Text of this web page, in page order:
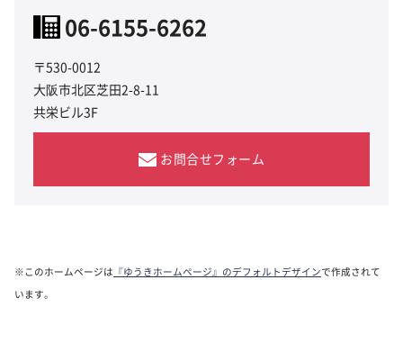
06-6155-6262
〒530-0012
大阪市北区芝田2-8-11
共栄ビル3F
お問合せフォーム
※このホームページは 『ゆうきホームページ』のデフォルトデザインで作成されて
います。